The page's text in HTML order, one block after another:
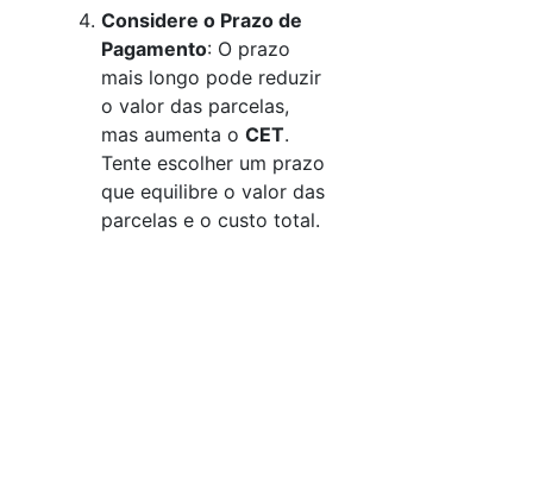
Considere o Prazo de
Pagamento: O prazo
mais longo pode reduzir
o valor das parcelas,
mas aumenta o CET.
Tente escolher um prazo
que equilibre o valor das
parcelas e o custo total.